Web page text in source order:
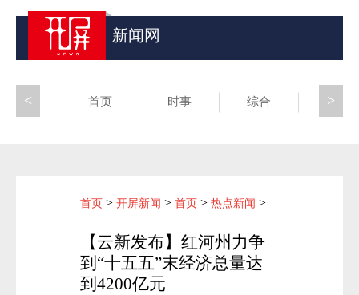
新闻网
首页 时事 综合 昆滇
>
<
首页 > 开屏新闻 > 首页 > 热点新闻 >
【云新发布】红河州力争
到“十五五”末经济总量达
到4200亿元